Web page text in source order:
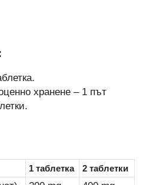
хранене – 1 път
1 таблетка 2 таблетки